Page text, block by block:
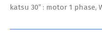
katsu 30″ : motor 1 phase,